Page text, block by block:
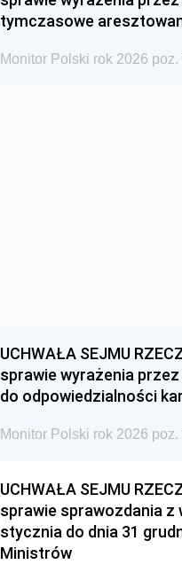
tymczasowe
Monitor Polski rok 2026 poz.
UCHWAŁA SEJMU
sprawie wyrażenia
do odpowiedzialności
Monitor Polski rok 2026 poz.
UCHWAŁA SEJMU
sprawie sprawozdania z
stycznia do dnia 31
Ministrów